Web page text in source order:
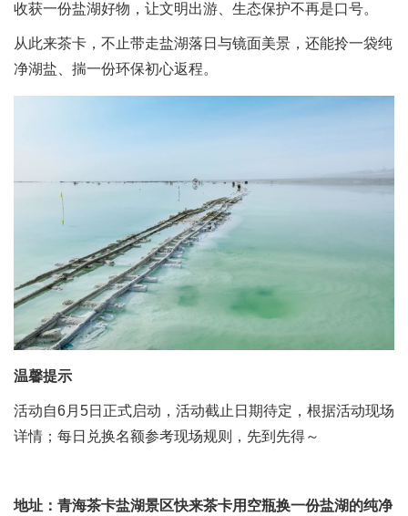
收获一份盐湖好物，让文明出游、生态保护不再是口号。
从此来茶卡，不止带走盐湖落日与镜面美景，还能拎一袋纯
净湖盐、揣一份环保初心返程。
温馨提示
活动自6月5日正式启动，活动截止日期待定，根据活动现场
详情；每日兑换名额参考现场规则，先到先得～
地址：青海茶卡盐湖景区快来茶卡用空瓶换一份盐湖的纯净